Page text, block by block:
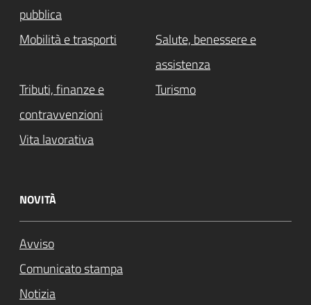
pubblica
Mobilità e trasporti
Salute, benessere e
assistenza
Tributi, finanze e
contravvenzioni
Turismo
Vita lavorativa
NOVITÀ
Avviso
Comunicato stampa
Notizia